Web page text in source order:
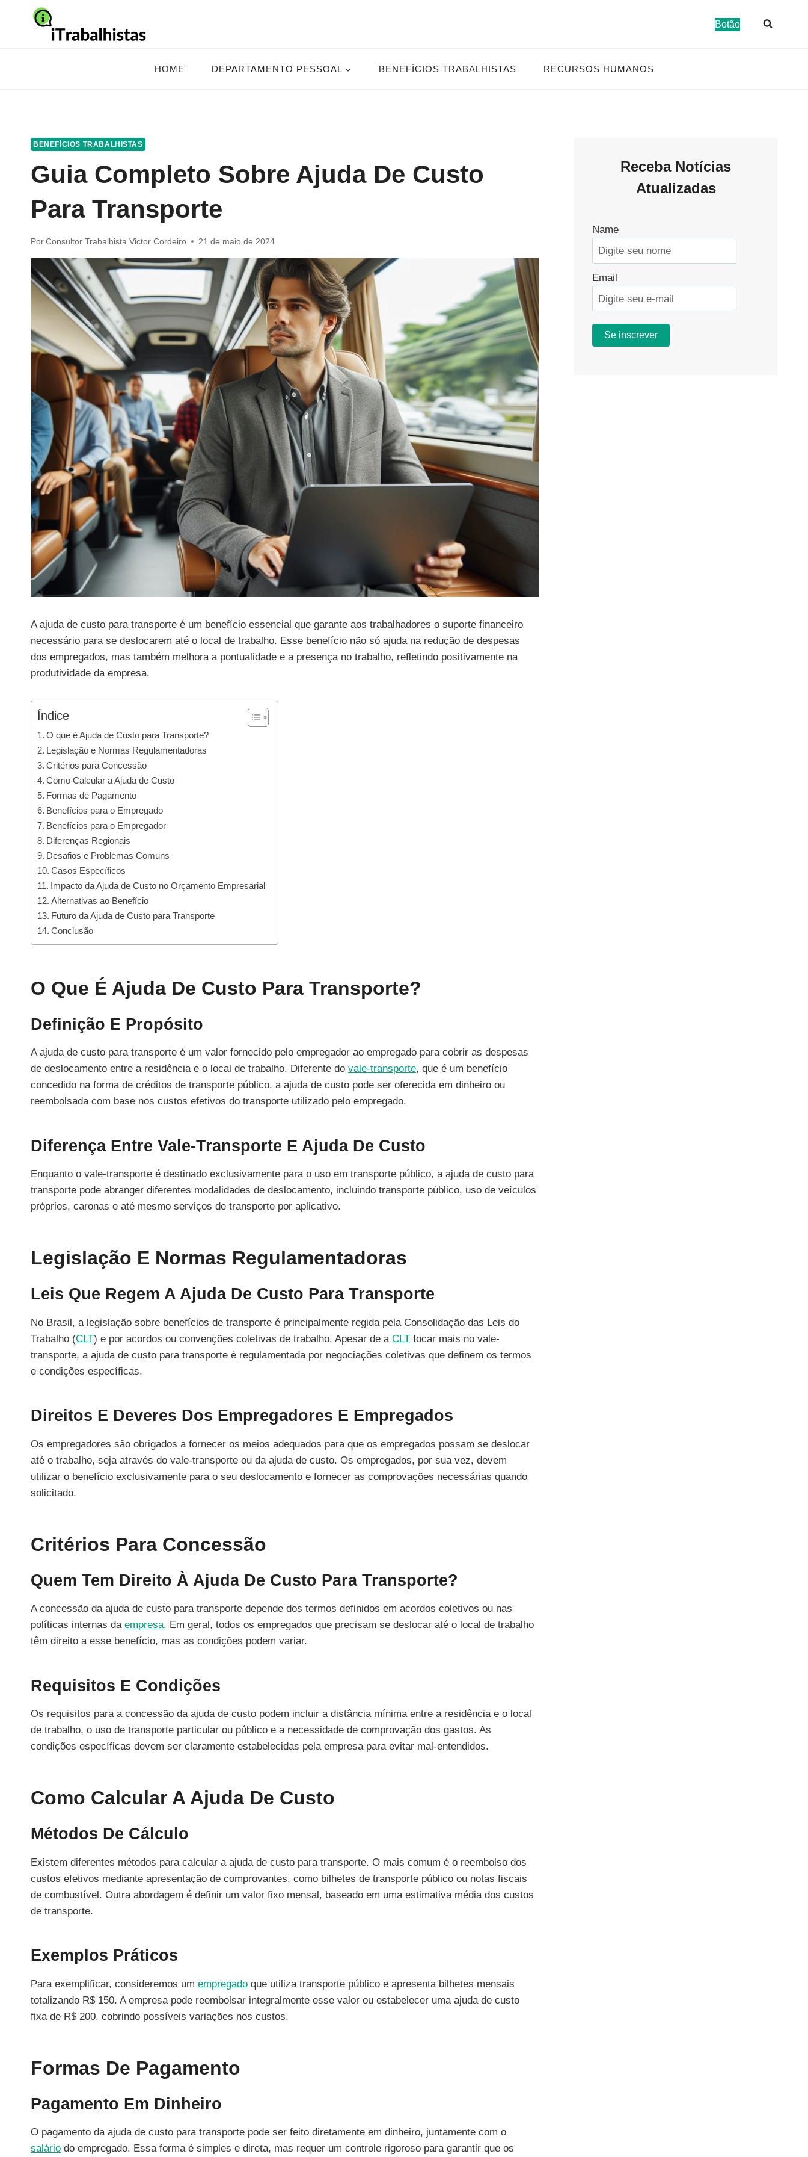
Botão
HOME DEPARTAMENTO PESSOAL BENEFÍCIOS TRABALHISTAS RECURSOS HUMANOS
BENEFÍCIOS TRABALHISTAS
Guia Completo Sobre Ajuda De Custo
Para Transporte
Por Consultor Trabalhista Victor Cordeiro 21 de maio de 2024
A ajuda de custo para transporte é um benefício essencial que garante aos trabalhadores o suporte financeiro
necessário para se deslocarem até o local de trabalho. Esse benefício não só ajuda na redução de despesas
dos empregados, mas também melhora a pontualidade e a presença no trabalho, refletindo positivamente na
produtividade da empresa.
Índice
O que é Ajuda de Custo para Transporte?
Legislação e Normas Regulamentadoras
Critérios para Concessão
Como Calcular a Ajuda de Custo
Formas de Pagamento
Benefícios para o Empregado
Benefícios para o Empregador
Diferenças Regionais
Desafios e Problemas Comuns
Casos Específicos
Impacto da Ajuda de Custo no Orçamento Empresarial
Alternativas ao Benefício
Futuro da Ajuda de Custo para Transporte
Conclusão
O Que É Ajuda De Custo Para Transporte?
Definição E Propósito
A ajuda de custo para transporte é um valor fornecido pelo empregador ao empregado para cobrir as despesas
de deslocamento entre a residência e o local de trabalho. Diferente do vale-transporte, que é um benefício
concedido na forma de créditos de transporte público, a ajuda de custo pode ser oferecida em dinheiro ou
reembolsada com base nos custos efetivos do transporte utilizado pelo empregado.
Diferença Entre Vale-Transporte E Ajuda De Custo
Enquanto o vale-transporte é destinado exclusivamente para o uso em transporte público, a ajuda de custo para
transporte pode abranger diferentes modalidades de deslocamento, incluindo transporte público, uso de veículos
próprios, caronas e até mesmo serviços de transporte por aplicativo.
Legislação E Normas Regulamentadoras
Leis Que Regem A Ajuda De Custo Para Transporte
No Brasil, a legislação sobre benefícios de transporte é principalmente regida pela Consolidação das Leis do
Trabalho (CLT) e por acordos ou convenções coletivas de trabalho. Apesar de a CLT focar mais no vale-
transporte, a ajuda de custo para transporte é regulamentada por negociações coletivas que definem os termos
e condições específicas.
Direitos E Deveres Dos Empregadores E Empregados
Os empregadores são obrigados a fornecer os meios adequados para que os empregados possam se deslocar
até o trabalho, seja através do vale-transporte ou da ajuda de custo. Os empregados, por sua vez, devem
utilizar o benefício exclusivamente para o seu deslocamento e fornecer as comprovações necessárias quando
solicitado.
Critérios Para Concessão
Quem Tem Direito À Ajuda De Custo Para Transporte?
A concessão da ajuda de custo para transporte depende dos termos definidos em acordos coletivos ou nas
políticas internas da empresa. Em geral, todos os empregados que precisam se deslocar até o local de trabalho
têm direito a esse benefício, mas as condições podem variar.
Requisitos E Condições
Os requisitos para a concessão da ajuda de custo podem incluir a distância mínima entre a residência e o local
de trabalho, o uso de transporte particular ou público e a necessidade de comprovação dos gastos. As
condições específicas devem ser claramente estabelecidas pela empresa para evitar mal-entendidos.
Como Calcular A Ajuda De Custo
Métodos De Cálculo
Existem diferentes métodos para calcular a ajuda de custo para transporte. O mais comum é o reembolso dos
custos efetivos mediante apresentação de comprovantes, como bilhetes de transporte público ou notas fiscais
de combustível. Outra abordagem é definir um valor fixo mensal, baseado em uma estimativa média dos custos
de transporte.
Exemplos Práticos
Para exemplificar, consideremos um empregado que utiliza transporte público e apresenta bilhetes mensais
totalizando R$ 150. A empresa pode reembolsar integralmente esse valor ou estabelecer uma ajuda de custo
fixa de R$ 200, cobrindo possíveis variações nos custos.
Formas De Pagamento
Pagamento Em Dinheiro
O pagamento da ajuda de custo para transporte pode ser feito diretamente em dinheiro, juntamente com o
salário do empregado. Essa forma é simples e direta, mas requer um controle rigoroso para garantir que os
Receba Notícias
Atualizadas
Name
Email